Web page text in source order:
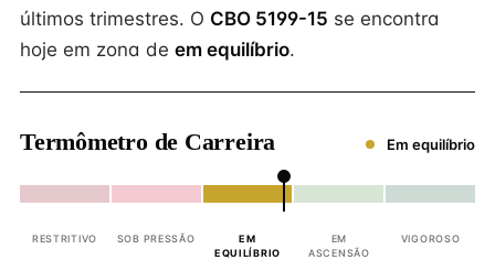
últimos trimestres. O CBO 5199-15 se encontra
hoje em zona de em equilíbrio.
Termômetro de Carreira Em equilíbrio
RESTRITIVO SOB PRESSÃO
EM
EQUILÍBRIO
EM
ASCENSÃO
VIGOROSO